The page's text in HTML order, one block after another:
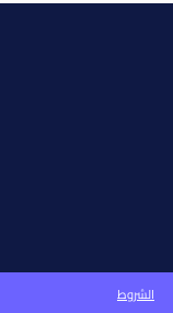
الشروط